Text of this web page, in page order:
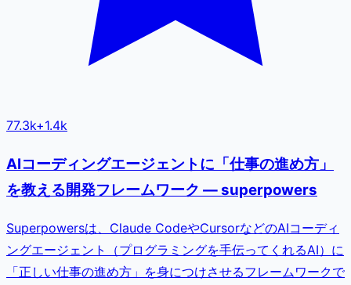
77.3k+1.4k
AIコーディングエージェントに「仕事の進め方」
を教える開発フレームワーク — superpowers
Superpowersは、Claude CodeやCursorなどのAIコーディ
ングエージェント（プログラミングを手伝ってくれるAI）に
「正しい仕事の進め方」を身につけさせるフレームワークで